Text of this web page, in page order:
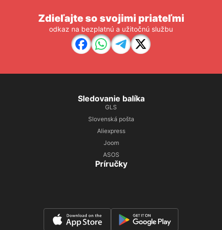
Zdieľajte so svojimi priateľmi
odkaz na bezplatnú a užitočnú službu
Sledovanie balíka
GLS
Slovenská pošta
Aliexpress
Joom
ASOS
Príručky